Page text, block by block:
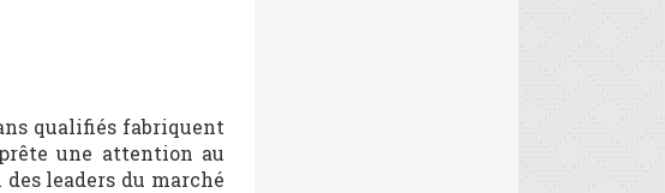
qualifiés fabriquent
une attention au
leaders du marché